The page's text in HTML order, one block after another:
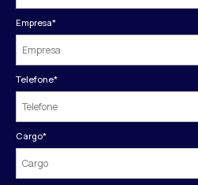
Empresa*
Telefone*
Cargo*